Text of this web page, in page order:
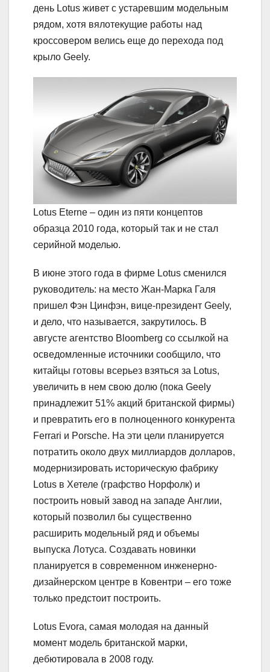
день Lotus живет с устаревшим модельным
рядом, хотя вялотекущие работы над
кроссовером велись еще до перехода под
крыло Geely.
Lotus Eterne – один из пяти концептов
образца 2010 года, который так и не стал
серийной моделью.
В июне этого года в фирме Lotus сменился
руководитель: на место Жан-Марка Галя
пришел Фэн Цинфэн, вице-президент Geely,
и дело, что называется, закрутилось. В
августе агентство Bloomberg со ссылкой на
осведомленные источники сообщило, что
китайцы готовы всерьез взяться за Lotus,
увеличить в нем свою долю (пока Geely
принадлежит 51% акций британской фирмы)
и превратить его в полноценного конкурента
Ferrari и Porsche. На эти цели планируется
потратить около двух миллиардов долларов,
модернизировать историческую фабрику
Lotus в Хетеле (графство Норфолк) и
построить новый завод на западе Англии,
который позволил бы существенно
расширить модельный ряд и объемы
выпуска Лотуса. Создавать новинки
планируется в современном инженерно-
дизайнерском центре в Ковентри – его тоже
только предстоит построить.
Lotus Evora, самая молодая на данный
момент модель британской марки,
дебютировала в 2008 году.